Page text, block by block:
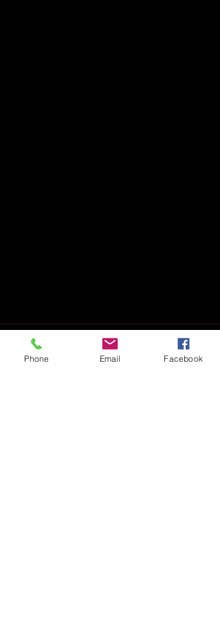
Phone Email Facebook